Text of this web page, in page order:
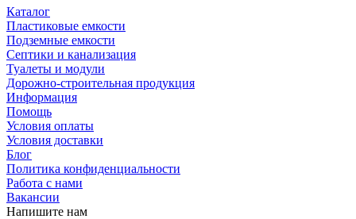
Каталог
Пластиковые емкости
Подземные емкости
Септики и канализация
Туалеты и модули
Дорожно-строительная продукция
Информация
Помощь
Условия оплаты
Условия доставки
Блог
Политика конфиденциальности
Работа с нами
Вакансии
Напишите нам